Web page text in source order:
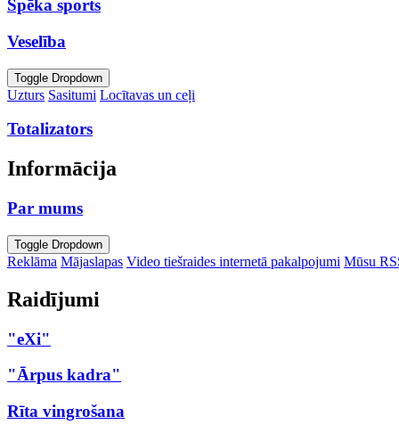
Spēka sports
Veselība
Toggle Dropdown
Uzturs Sasitumi Locītavas un ceļi
Totalizators
Informācija
Par mums
Toggle Dropdown
Reklāma Mājaslapas Video tiešraides internetā pakalpojumi Mūsu
Raidījumi
"eXi"
"Ārpus kadra"
Rīta vingrošana